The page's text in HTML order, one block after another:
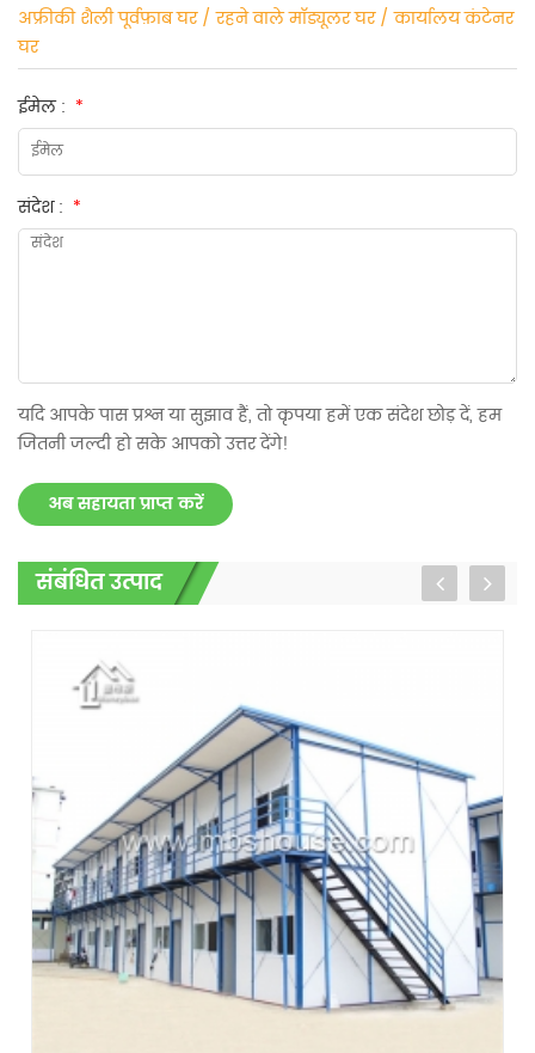
अफ्रीकी शैली पूर्वफ़ाब घर / रहने वाले मॉड्यूलर घर / कार्यालय कंटेनर
घर
ईमेल : *
संदेश : *
यदि आपके पास प्रश्न या सुझाव हैं, तो कृपया हमें एक संदेश छोड़ दें, हम
जितनी जल्दी हो सके आपको उत्तर देंगे!
अब सहायता प्राप्त करें
संबंधित उत्पाद